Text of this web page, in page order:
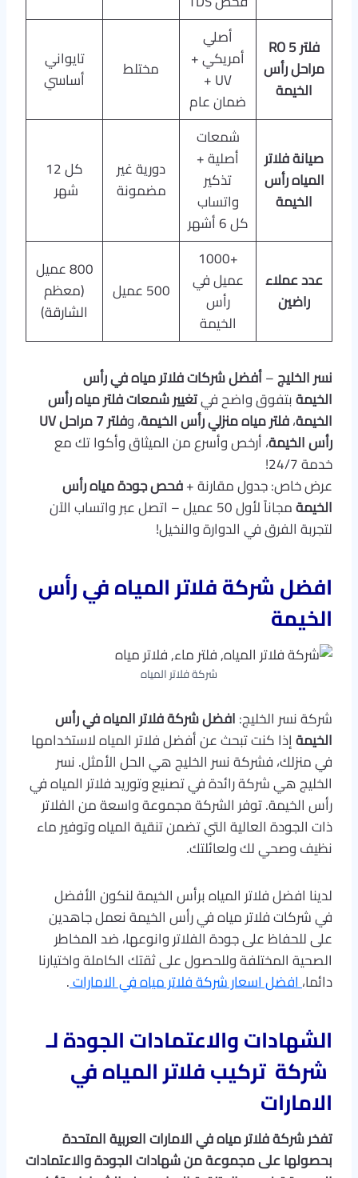
فلتر RO 5
مراحل رأس
الخيمة
أصلي
أمريكي +
UV +
ضمان عام
مختلط
تايواني
أساسي
صيانة فلاتر
المياه رأس
الخيمة
شمعات
أصلية +
تذكير
واتساب
كل 6 أشهر
دورية غير
مضمونة
كل 12
شهر
عدد عملاء
راضين
+1000
عميل في
رأس
الخيمة
500 عميل
800 عميل
(معظم
الشارقة)
نسر الخليج–أفضل شركات فلاتر مياه في رأس
الخيمةبتفوق واضح فيتغيير شمعات فلتر مياه رأس
الخيمة،فلتر مياه منزلي رأس الخيمة، و
فلتر 7 مراحل UV
رأس الخيمة، أرخص وأسرع من الميثاق وأكوا تك مع
خدمة 24/7!
عرض خاص: جدول مقارنة +فحص جودة مياه رأس
الخيمة
مجاناً لأول 50 عميل – اتصل عبر واتساب الآن
لتجربة الفرق في الدوارة والنخيل!
افضل شركة فلاتر المياه في رأس
الخيمة
شركة فلاتر المياه
شركة نسر الخليج:افضل شركة فلاتر المياه في رأس
الخيمةإذا كنت تبحث عن أفضل فلاتر المياه لاستخدامها
في منزلك، فشركة نسر الخليج هي الحل الأمثل. نسر
الخليج هي شركة رائدة في تصنيع وتوريد فلاتر المياه في
رأس الخيمة. توفر الشركة مجموعة واسعة من الفلاتر
ذات الجودة العالية التي تضمن تنقية المياه وتوفير ماء
نظيف وصحي لك ولعائلتك.
لدينا افضل فلاتر المياه برأس الخيمة لنكون الأفضل
في شركات فلاتر مياه في رأس الخيمة نعمل جاهدين
على للحفاظ على جودة الفلاتر وانوعها، ضد المخاطر
الصحية المختلفة وللحصول على ثقتك الكاملة واختيارنا
دائما،افضل اسعار شركة فلاتر مياه في الامارات.
الشهادات والاعتمادات الجودة لـ
شركة تركيب فلاتر المياه في
الامارات
تفخر شركة فلاتر مياه في الامارات العربية المتحدة
بحصولها على مجموعة من شهادات الجودة والاعتمادات